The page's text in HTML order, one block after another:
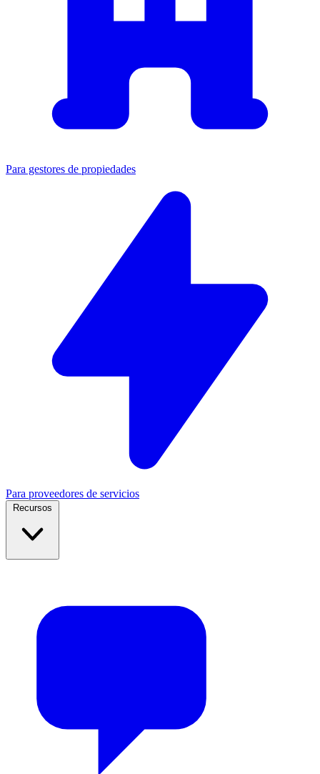
Para gestores de propiedades
Para proveedores de servicios